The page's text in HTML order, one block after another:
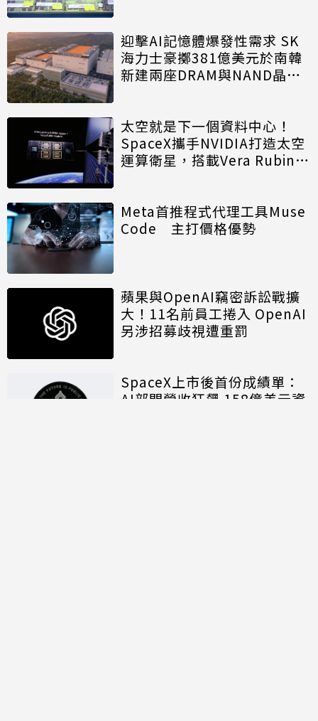
迎擊AI記憶體爆發性需求 SK
海力士豪擲381億美元於南韓
新建兩座DRAM與NAND晶圓
太空就是下一個資料中心！
SpaceX攜手NVIDIA打造太空
運算衛星，搭載Vera Rubin運
Meta首推程式代理工具Muse
Code 主打價格優勢
蘋果與OpenAI竊密訴訟戰擴
大！11名前員工捲入 OpenAI
另涉招募歧視遭重罰
SpaceX上市後首份成績單：
AI部門營收狂飆 158億美元資